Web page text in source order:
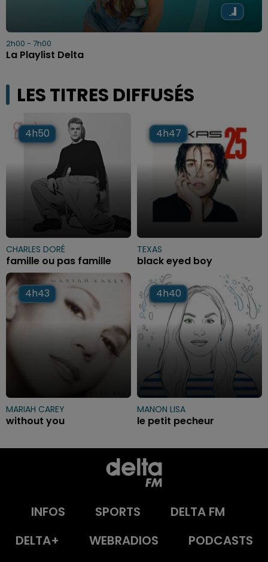
2h00 - 7h00
La Playlist Delta
LES TITRES DIFFUSÉS
4h50
4h50
CHARLES DORÉ
famille ou pas famille
4h47
4h47
TEXAS
black eyed boy
4h43
4h43
MARIAH CAREY
without you
4h40
4h40
MANON LISA
le petit pecheur
INFOS SPORTS
DELTA FM
DELTA+
WEBRADIOS
PODCASTS